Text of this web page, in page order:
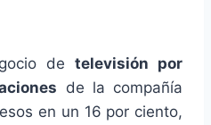
de televisión por
de la compañía
en un 16 por ciento,